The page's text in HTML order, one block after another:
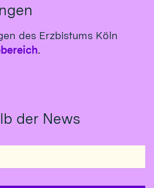
des Erzbistums Köln
.
der News